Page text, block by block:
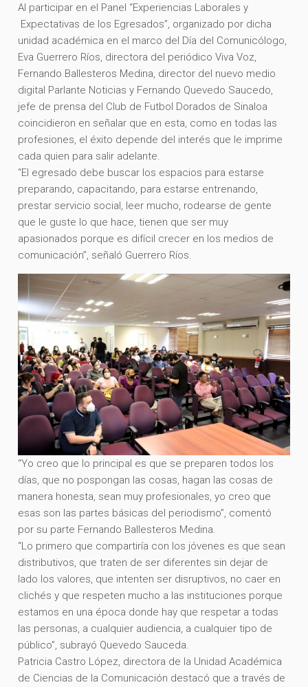
Al participar en el Panel “Experiencias Laborales y
Expectativas de los Egresados”, organizado por dicha
unidad académica en el marco del Día del Comunicólogo,
Eva Guerrero Ríos, directora del periódico Viva Voz,
Fernando Ballesteros Medina, director del nuevo medio
digital Parlante Noticias y Fernando Quevedo Saucedo,
jefe de prensa del Club de Futbol Dorados de Sinaloa
coincidieron en señalar que en esta, como en todas las
profesiones, el éxito depende del interés que le imprime
cada quien para salir adelante.
“El egresado debe buscar los espacios para estarse
preparando, capacitando, para estarse entrenando,
prestar servicio social, leer mucho, rodearse de gente
que le guste lo que hace, tienen que ser muy
apasionados porque es difícil crecer en los medios de
comunicación”, señaló Guerrero Ríos.
“Yo creo que lo principal es que se preparen todos los
días, que no pospongan las cosas, hagan las cosas de
manera honesta, sean muy profesionales, yo creo que
esas son las partes básicas del periodismo”, comentó
por su parte Fernando Ballesteros Medina.
“Lo primero que compartiría con los jóvenes es que sean
distributivos, que traten de ser diferentes sin dejar de
lado los valores, que intenten ser disruptivos, no caer en
clichés y que respeten mucho a las instituciones porque
estamos en una época donde hay que respetar a todas
las personas, a cualquier audiencia, a cualquier tipo de
público”, subrayó Quevedo Sauceda.
Patricia Castro López, directora de la Unidad Académica
de Ciencias de la Comunicación destacó que a través de